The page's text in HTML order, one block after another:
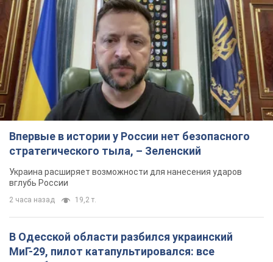
Впервые в истории у России нет безопасного
стратегического тыла, – Зеленский
Украина расширяет возможности для нанесения ударов
вглубь России
2 часа назад 19,2 т.
В Одесской области разбился украинский
МиГ-29, пилот катапультировался: все